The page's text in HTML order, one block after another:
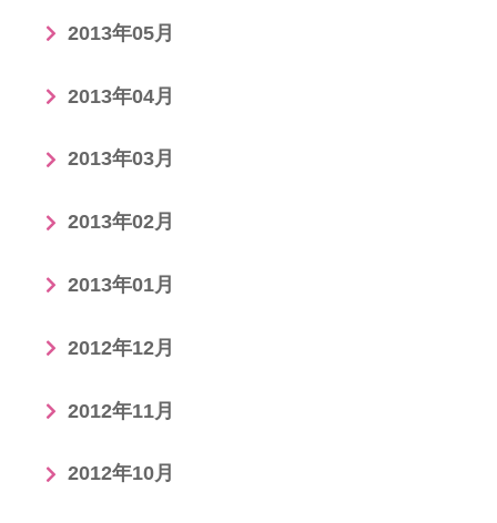
2013年05月
2013年04月
2013年03月
2013年02月
2013年01月
2012年12月
2012年11月
2012年10月